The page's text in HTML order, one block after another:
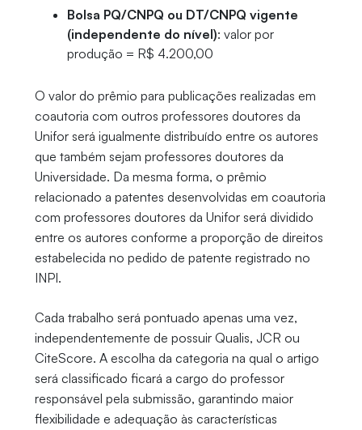
Bolsa PQ/CNPQ ou DT/CNPQ vigente
(independente do nível): valor por
produção = R$ 4.200,00
O valor do prêmio para publicações realizadas em
coautoria com outros professores doutores da
Unifor será igualmente distribuído entre os autores
que também sejam professores doutores da
Universidade. Da mesma forma, o prêmio
relacionado a patentes desenvolvidas em coautoria
com professores doutores da Unifor será dividido
entre os autores conforme a proporção de direitos
estabelecida no pedido de patente registrado no
INPI.
Cada trabalho será pontuado apenas uma vez,
independentemente de possuir Qualis, JCR ou
CiteScore. A escolha da categoria na qual o artigo
será classificado ficará a cargo do professor
responsável pela submissão, garantindo maior
flexibilidade e adequação às características